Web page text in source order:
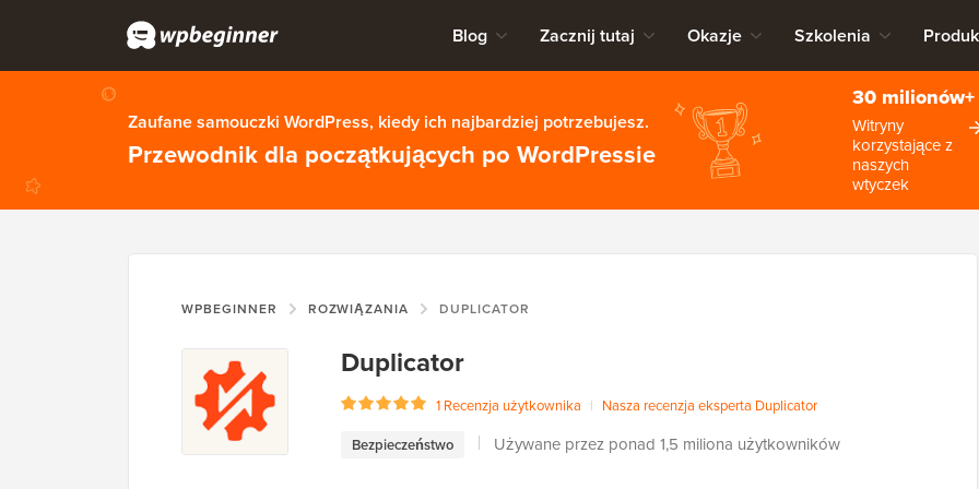
Blog Zacznij tutaj Okazje Szkolenia
Zaufane samouczki WordPress, kiedy ich najbardziej potrzebujesz.
Przewodnik dla początkujących po WordPressie
30 milionów+
Witryny
korzystające z
naszych
wtyczek
WPBEGINNER ROZWIĄZANIA DUPLICATOR
Duplicator
1 Recenzja użytkownika | Nasza recenzja eksperta Duplicator
Bezpieczeństwo
Używane przez ponad 1,5 miliona użytkowników